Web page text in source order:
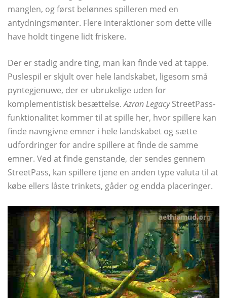
manglen, og først belønnes spilleren med en
antydningsmønter. Flere interaktioner som dette ville
have holdt tingene lidt friskere.
Der er stadig andre ting, man kan finde ved at tappe.
Puslespil er skjult over hele landskabet, ligesom små
pyntegjenuwe, der er ubrukelige uden for
komplementistisk besættelse.Azran LegacyStreetPass-
funktionalitet kommer til at spille her, hvor spillere kan
finde navngivne emner i hele landskabet og sætte
udfordringer for andre spillere at finde de samme
emner. Ved at finde genstande, der sendes gennem
StreetPass, kan spillere tjene en anden type valuta til at
købe ellers låste trinkets, gåder og endda placeringer.